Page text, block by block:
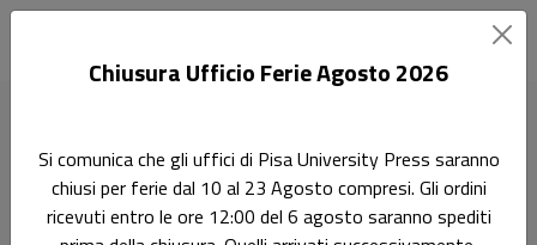
Storia e Istituzioni dell'Africa 14/GSPS-04​
Chiusura Ufficio Ferie Agosto 2026
Si comunica che gli uffici di Pisa University Press saranno
chiusi per ferie dal 10 al 23 Agosto compresi. Gli ordini
ricevuti entro le ore 12:00 del 6 agosto saranno spediti